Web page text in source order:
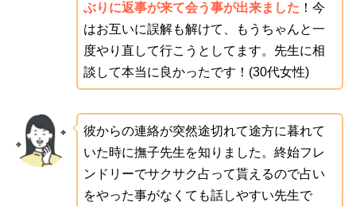
ぶりに返事が来て会う事が出来ました ！今
はお互いに誤解も解けて、もうちゃんと一
度やり直して行こうとしてます。先生に相
談して本当に良かったです！(30代女性)
彼からの連絡が突然途切れて途方に暮れて
いた時に撫子先生を知りました。終始フレ
ンドリーでサクサク占って貰えるので占い
をやった事がなくても話しやすい先生で